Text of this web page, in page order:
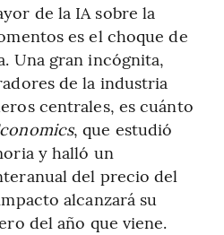
de la IA sobre la
es el choque de
Una gran incógnita,
de la industria
centrales, es cuánto
, que estudió
y halló un
del precio del
alcanzará su
del año que viene.